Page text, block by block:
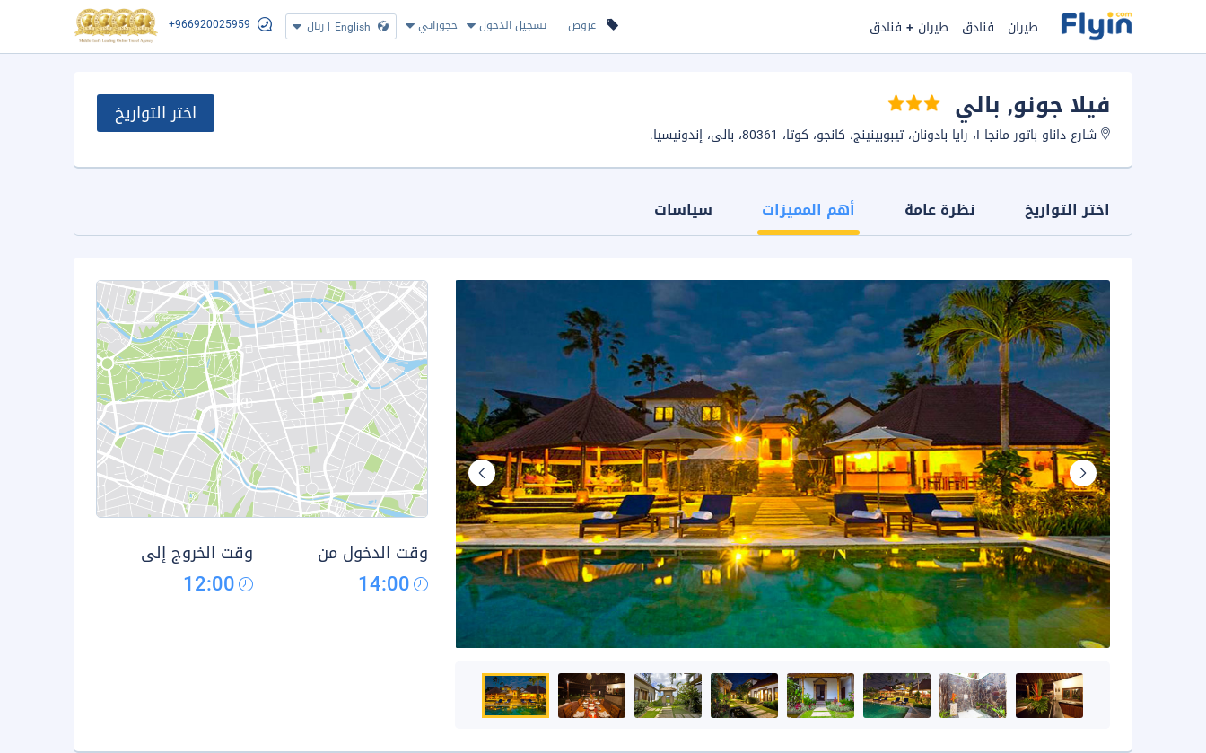
عروض تسجيل الدخول حجوزاتي English
| ريال +966920025959 طيران فنادق طيران + فنادق
فيلا جونو, بالي
شارع داناو باتور مانجا I، رايا بادونان، تيبوبينينج، كانجو، كوتا، 80361، بالى، إندونيسيا.
اختر التواريخ
اختر التواريخ نظرة عامة أهم المميزات سياسات
وقت الدخول من
14:00
وقت الخروج إلى
12:00